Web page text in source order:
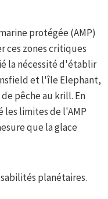
protégée (AMP)
ces zones critiques
la nécessité d'établir
et l'île Elephant,
pêche au krill. En
les limites de l'AMP
que la glace
planétaires.